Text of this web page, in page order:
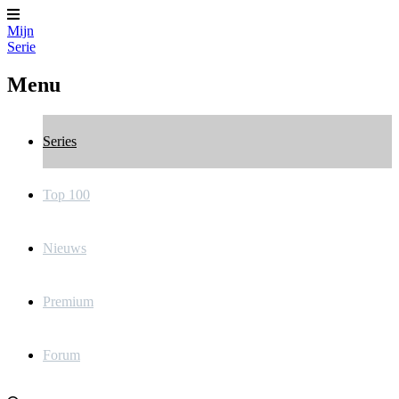
Mijn
Serie
Menu
Series
Top 100
Nieuws
Premium
Forum